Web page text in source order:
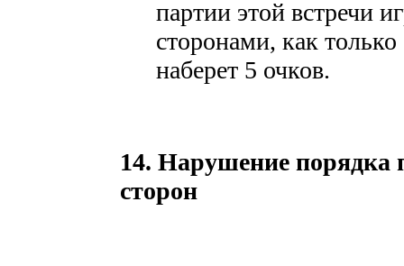
партии этой встречи
сторонами, как
наберет 5 очков.
14. Нарушение порядка
сторон